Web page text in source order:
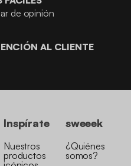
de opinión
AL CLIENTE
Inspírate
Nuestros
productos
sweeek
¿Quiénes
somos?